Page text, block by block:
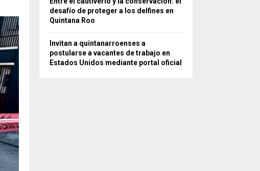
desafío de proteger a los delfines en
Quintana Roo
Invitan a quintanarroenses a
postularse a vacantes de trabajo en
Estados Unidos mediante portal oficial